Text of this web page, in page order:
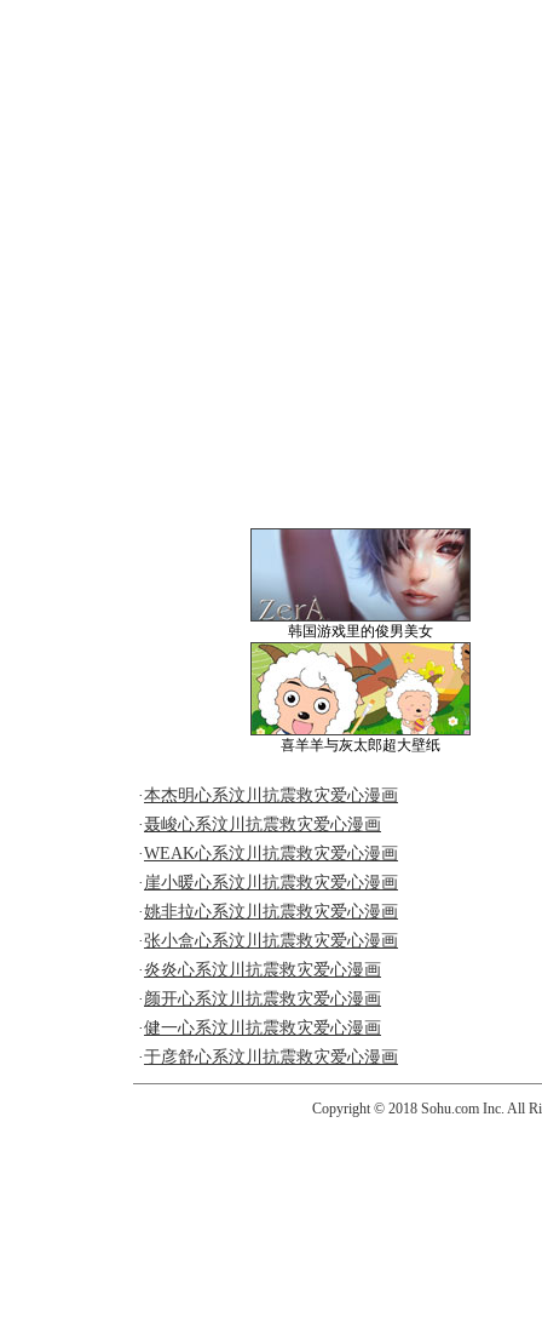
韩国游戏里的俊男美女
喜羊羊与灰太郎超大壁纸
·本杰明心系汶川抗震救灾爱心漫画
·聂峻心系汶川抗震救灾爱心漫画
·WEAK心系汶川抗震救灾爱心漫画
· 崖小暖心系汶川抗震救灾爱心漫画
·姚非拉心系汶川抗震救灾爱心漫画
·张小盒心系汶川抗震救灾爱心漫画
·炎炎心系汶川抗震救灾爱心漫画
· 颜开心系汶川抗震救灾爱心漫画
·健一心系汶川抗震救灾爱心漫画
·于彦舒心系汶川抗震救灾爱心漫画
Copyright © 2018 Sohu.com Inc. All